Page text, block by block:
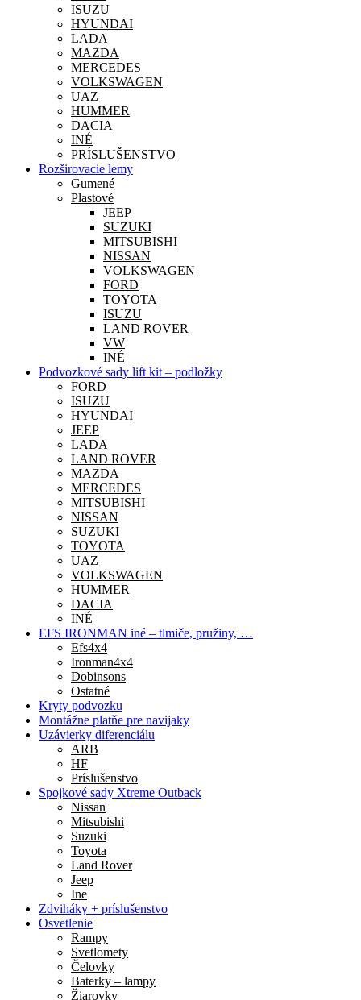
ISUZU
HYUNDAI
LADA
MAZDA
MERCEDES
VOLKSWAGEN
UAZ
HUMMER
DACIA
INÉ
PRÍSLUŠENSTVO
Rozširovacie lemy
Gumené
Plastové
JEEP
SUZUKI
MITSUBISHI
NISSAN
VOLKSWAGEN
FORD
TOYOTA
ISUZU
LAND ROVER
VW
INÉ
Podvozkové sady lift kit – podložky
FORD
ISUZU
HYUNDAI
JEEP
LADA
LAND ROVER
MAZDA
MERCEDES
MITSUBISHI
NISSAN
SUZUKI
TOYOTA
UAZ
VOLKSWAGEN
HUMMER
DACIA
INÉ
EFS IRONMAN iné – tlmiče, pružiny, …
Efs4x4
Ironman4x4
Dobinsons
Ostatné
Kryty podvozku
Montážne platňe pre navijaky
Uzávierky diferenciálu
ARB
HF
Príslušenstvo
Spojkové sady Xtreme Outback
Nissan
Mitsubishi
Suzuki
Toyota
Land Rover
Jeep
Ine
Zdviháky + príslušenstvo
Osvetlenie
Rampy
Svetlomety
Čelovky
Baterky – lampy
Žiarovky